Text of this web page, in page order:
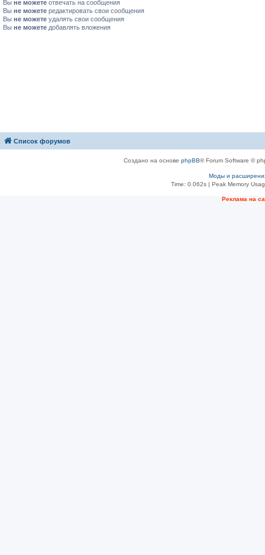
Вы не можете отвечать на сообщения
Вы не можете редактировать свои сообщения
Вы не можете удалять свои сообщения
Вы не можете добавлять вложения
Список форумов
Создано на основе phpBB® Forum Software ©
Моды и
Time: 0.062s| Peak Memory
Рeклама на